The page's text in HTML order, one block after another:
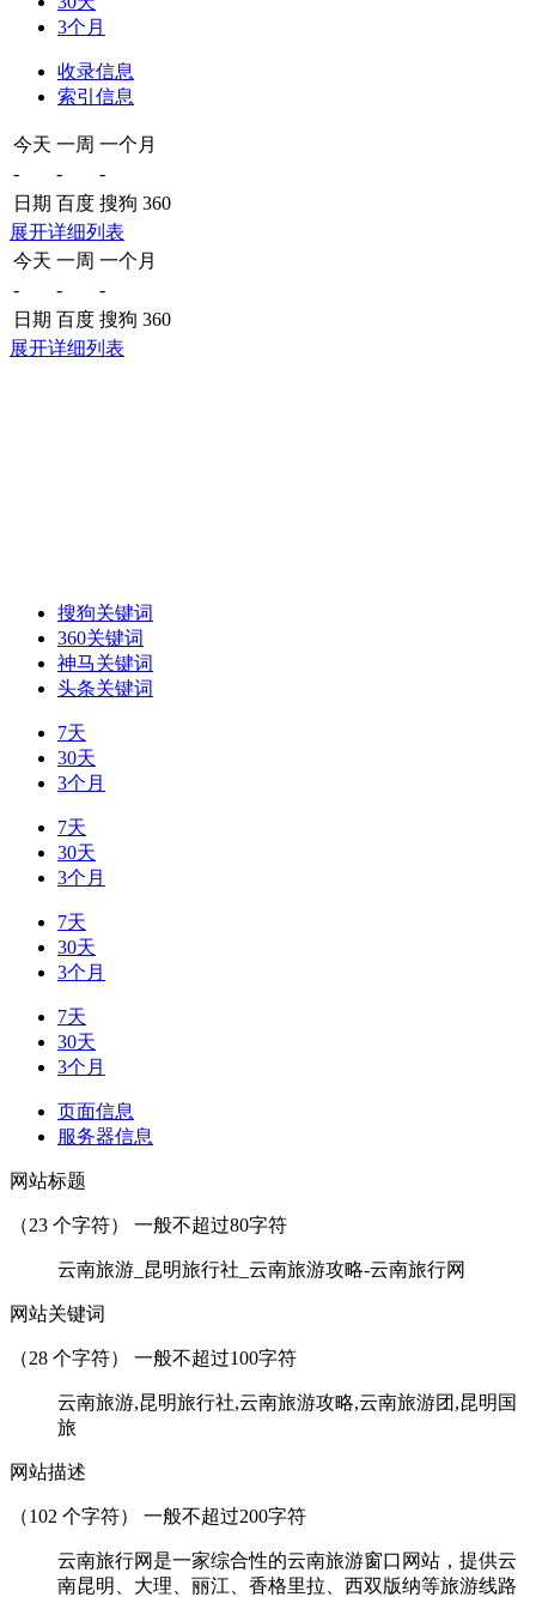
3个月
收录信息
索引信息
今天 一周 一个月
-
-
-
日期 百度 搜狗 360
展开详细列表
今天 一周 一个月
-
-
-
日期 百度 搜狗 360
展开详细列表
搜狗关键词
360关键词
神马关键词
头条关键词
7天
30天
3个月
7天
30天
3个月
7天
30天
3个月
7天
30天
3个月
页面信息
服务器信息
网站标题
（23 个字符） 一般不超过80字符
云南旅游_昆明旅行社_云南旅游攻略-云南旅行网
网站关键词
（28 个字符） 一般不超过100字符
云南旅游,昆明旅行社,云南旅游攻略,云南旅游团,昆明国
旅
网站描述
（102 个字符） 一般不超过200字符
云南旅行网是一家综合性的云南旅游窗口网站，提供云
南昆明、大理、丽江、香格里拉、西双版纳等旅游线路